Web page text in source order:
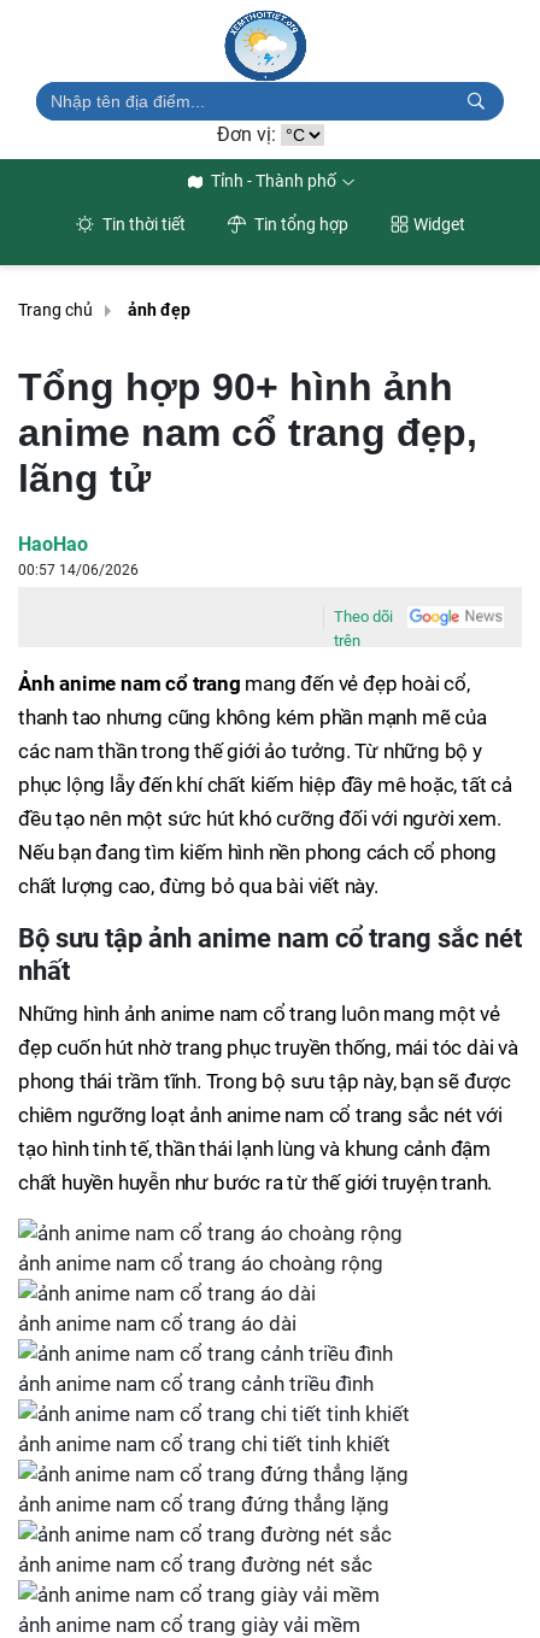
Đơn vị:
Tỉnh - Thành phố
Tin thời tiết Tin tổng hợp Widget
Trang chủ ảnh đẹp
Tổng hợp 90+ hình ảnh
anime nam cổ trang đẹp,
lãng tử
HaoHao
00:57 14/06/2026
Theo dõi
trên
Ảnh anime nam cổ trang mang đến vẻ đẹp hoài cổ,
thanh tao nhưng cũng không kém phần mạnh mẽ của
các nam thần trong thế giới ảo tưởng. Từ những bộ y
phục lộng lẫy đến khí chất kiếm hiệp đầy mê hoặc, tất cả
đều tạo nên một sức hút khó cưỡng đối với người xem.
Nếu bạn đang tìm kiếm hình nền phong cách cổ phong
chất lượng cao, đừng bỏ qua bài viết này.
Bộ sưu tập ảnh anime nam cổ trang sắc nét
nhất
Những hình ảnh anime nam cổ trang luôn mang một vẻ
đẹp cuốn hút nhờ trang phục truyền thống, mái tóc dài và
phong thái trầm tĩnh. Trong bộ sưu tập này, bạn sẽ được
chiêm ngưỡng loạt ảnh anime nam cổ trang sắc nét với
tạo hình tinh tế, thần thái lạnh lùng và khung cảnh đậm
chất huyền huyễn như bước ra từ thế giới truyện tranh.
ảnh anime nam cổ trang áo choàng rộng
ảnh anime nam cổ trang áo dài
ảnh anime nam cổ trang cảnh triều đình
ảnh anime nam cổ trang chi tiết tinh khiết
ảnh anime nam cổ trang đứng thẳng lặng
ảnh anime nam cổ trang đường nét sắc
ảnh anime nam cổ trang giày vải mềm